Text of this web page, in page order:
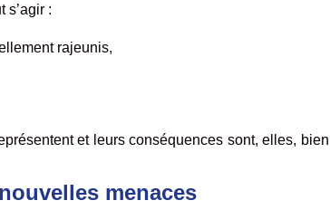
s’agir :
rajeunis,
et leurs conséquences sont, elles, bien
menaces